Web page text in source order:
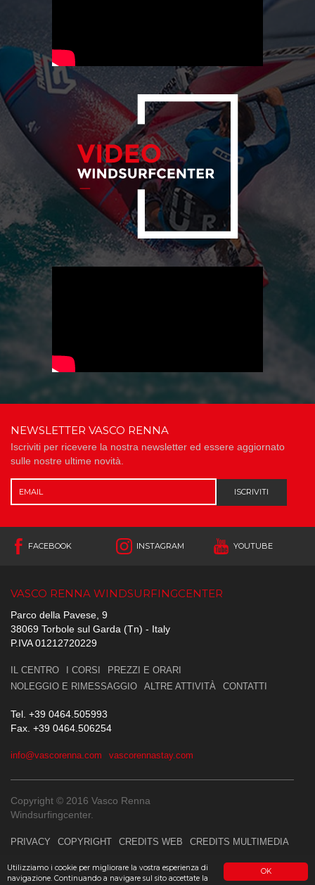
OK
Utilizziamo i cookie per migliorare la vostra esperienza di
navigazione. Continuando a navigare sul sito accettate la
NEWSLETTER VASCO RENNA
Iscriviti per ricevere la nostra newsletter ed essere aggiornato
sulle nostre ultime novità.
ISCRIVITI
FACEBOOK INSTAGRAM YOUTUBE
VASCO RENNA WINDSURFINGCENTER
Parco della Pavese, 9
38069 Torbole sul Garda (Tn) - Italy
P.IVA 01212720229
IL CENTRO I CORSI
PREZZI E ORARI
NOLEGGIO E RIMESSAGGIO
ALTRE ATTIVITÀ CONTATTI
Tel. +39 0464.505993
Fax. +39 0464.506254
info@vascorenna.com vascorennastay.com
Copyright © 2016 Vasco Renna
Windsurfingcenter.
PRIVACY COPYRIGHT CREDITS WEB CREDITS MULTIMEDIA